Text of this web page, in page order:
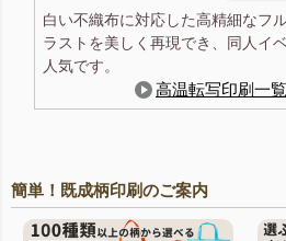
白い不織布に対応した高精細なフ
ラストを美しく再現でき、同人イ
人気です。
高温転写印刷一
簡単！既成柄印刷のご案内